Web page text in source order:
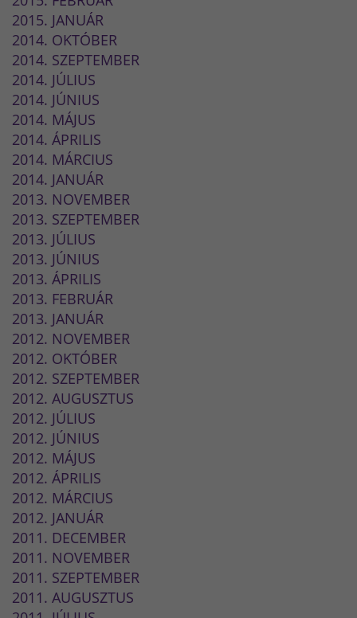
2015. JANUÁR
2014. OKTÓBER
2014. SZEPTEMBER
2014. JÚLIUS
2014. JÚNIUS
2014. MÁJUS
2014. ÁPRILIS
2014. MÁRCIUS
2014. JANUÁR
2013. NOVEMBER
2013. SZEPTEMBER
2013. JÚLIUS
2013. JÚNIUS
2013. ÁPRILIS
2013. FEBRUÁR
2013. JANUÁR
2012. NOVEMBER
2012. OKTÓBER
2012. SZEPTEMBER
2012. AUGUSZTUS
2012. JÚLIUS
2012. JÚNIUS
2012. MÁJUS
2012. ÁPRILIS
2012. MÁRCIUS
2012. JANUÁR
2011. DECEMBER
2011. NOVEMBER
2011. SZEPTEMBER
2011. AUGUSZTUS